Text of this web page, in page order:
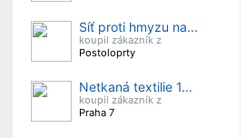
Síť proti hmyzu na...
koupil zákazník z
Postoloprty
Netkaná textilie 1...
koupil zákazník z
Praha 7